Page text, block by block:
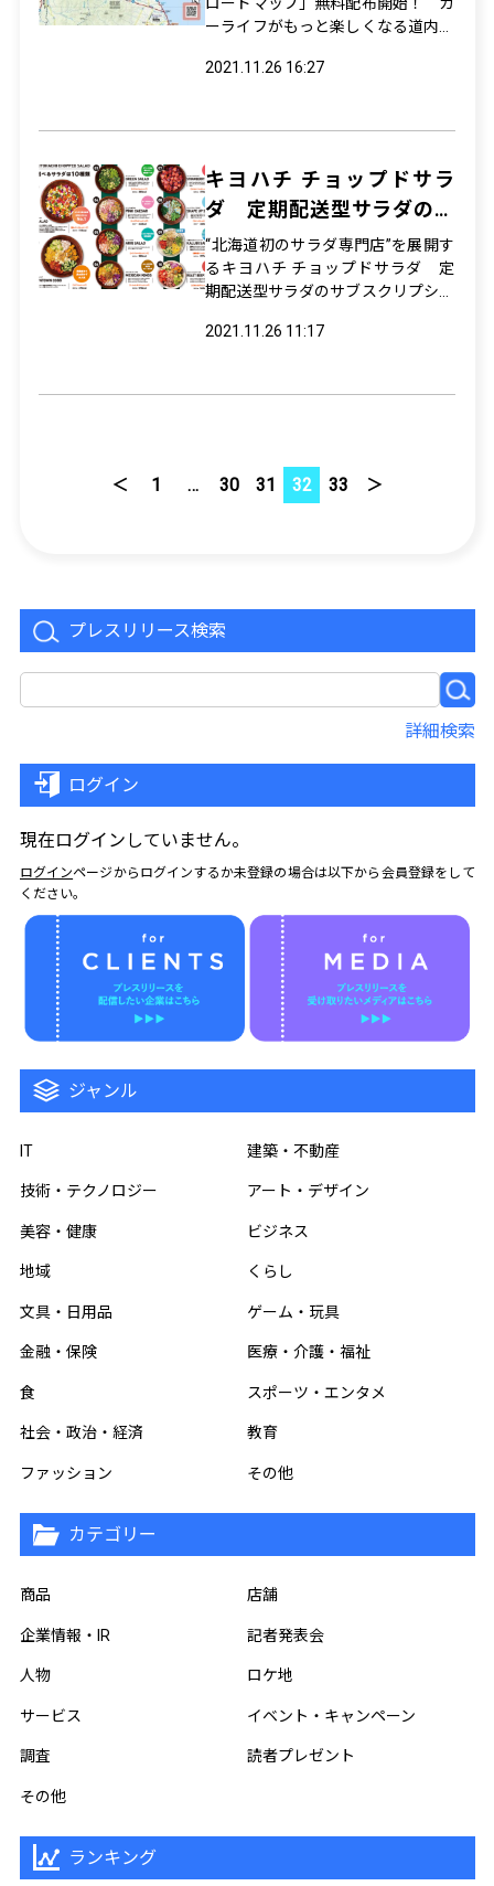
ロードマップ」無料配布開始！ カ
ーライフがもっと楽しくなる道内情
ャー・メディア株式会社（本社：北
社のサービスステーシ...
2021.11.26 16:27
キヨハチ チョップドサラ
ダ 定期配送型サラダのサ
ブスクリプションサービス
を開始
“北海道初のサラダ専門店”を展開す
るキヨハチ チョップドサラダ 定
期配送型サラダのサブスクリプショ
ラダ」を2021年11月26日(金)より
2021.11.26 11:17
＜ 1 … 30 31 32 33 ＞
プレスリリース検索
詳細検索
ログイン
現在ログインしていません。
ログインページからログインするか未登録の場合は以下から会員登録をして
ください。
ジャンル
IT 建築・不動産
技術・テクノロジー アート・デザイン
美容・健康 ビジネス
地域 くらし
文具・日用品 ゲーム・玩具
金融・保険 医療・介護・福祉
食 スポーツ・エンタメ
社会・政治・経済 教育
ファッション その他
カテゴリー
商品 店舗
企業情報・IR 記者発表会
人物 ロケ地
サービス イベント・キャンペーン
調査 読者プレゼント
その他
ランキング